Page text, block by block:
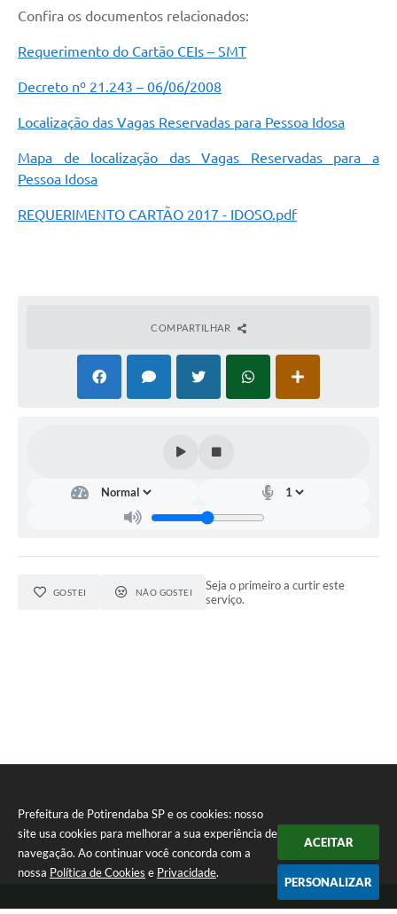
Prefeitura de Potirendaba SP e os cookies: nosso
site usa cookies para melhorar a sua experiência de
navegação. Ao continuar você concorda com a
nossa Política de Cookies e Privacidade.
ACEITAR
PERSONALIZAR
Confira os documentos relacionados:
Requerimento do Cartão CEIs – SMT
Decreto nº 21.243 – 06/06/2008
Localização das Vagas Reservadas para Pessoa Idosa
Mapa de localização das Vagas Reservadas para a
Pessoa Idosa
REQUERIMENTO CARTÃO 2017 - IDOSO.pdf
COMPARTILHAR
GOSTEI NÃO GOSTEI
Seja o primeiro a curtir este
serviço.